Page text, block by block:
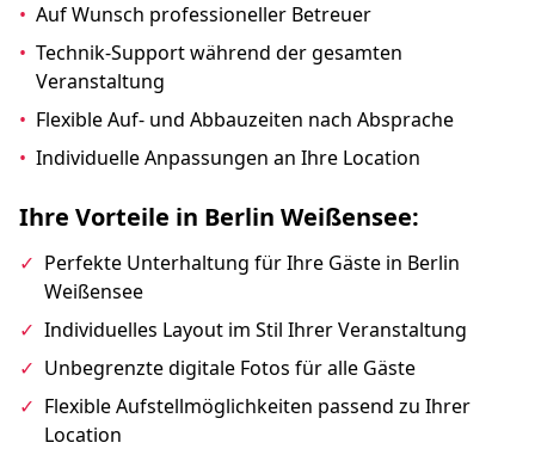
• Auf Wunsch professioneller Betreuer
• Technik-Support während der gesamten
Veranstaltung
• Flexible Auf- und Abbauzeiten nach Absprache
• Individuelle Anpassungen an Ihre Location
Ihre Vorteile in Berlin Weißensee:
✓ Perfekte Unterhaltung für Ihre Gäste in Berlin
Weißensee
✓ Individuelles Layout im Stil Ihrer Veranstaltung
✓ Unbegrenzte digitale Fotos für alle Gäste
✓ Flexible Aufstellmöglichkeiten passend zu Ihrer
Location